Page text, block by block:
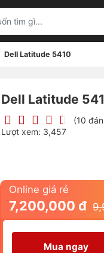
Dell Latitude 5410
Dell Latitude
(10
Lượt xem: 3,457
Online giá rẻ
7,200,000 đ
Mua ngay